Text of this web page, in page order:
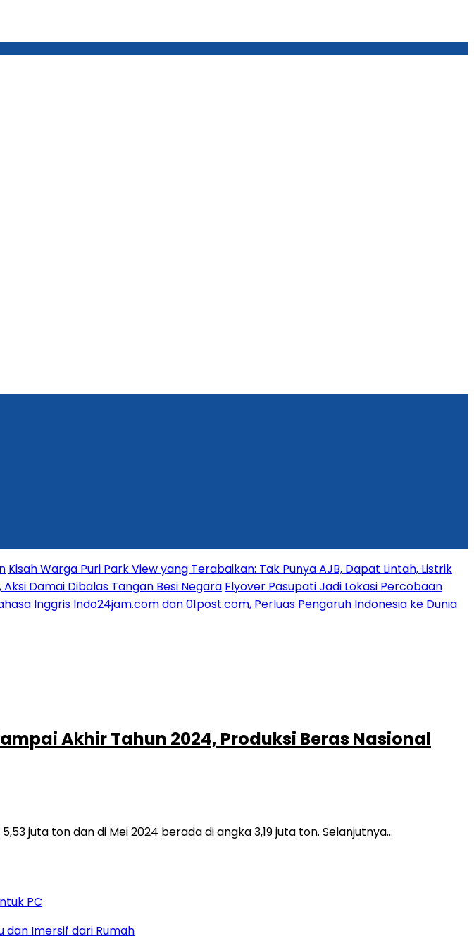
Kisah Warga Puri Park View yang Terabaikan: Tak Punya AJB, Dapat Lintah, Listrik
Damai Dibalas Tangan Besi Negara Flyover Pasupati Jadi Lokasi Percobaan
Inggris Indo24jam.com dan 01post.com, Perluas Pengaruh Indonesia ke Dunia
Akhir Tahun 2024, Produksi Beras Nasional
juta ton dan di Mei 2024 berada di angka 3,19 juta ton. Selanjutnya…
PC
dan Imersif dari Rumah